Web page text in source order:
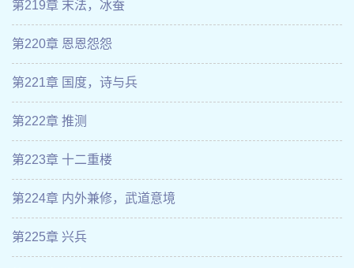
第219章 末法，冰蚕
第220章 恩恩怨怨
第221章 国度，诗与兵
第222章 推测
第223章 十二重楼
第224章 内外兼修，武道意境
第225章 兴兵